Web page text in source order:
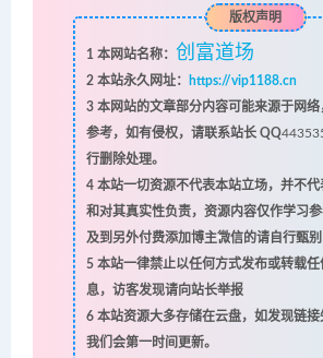
版权声明
1 本网站名称： 创富道场
2本站永久网址：
https://vip1188.cn
3本网站的文章部分内容可能来源于网络
参考，如有侵权，请联系站长 QQ
行删除处理。
4本站一切资源不代表本站立场，并不代
和对其真实性负责，资源内容仅作学习
及到另外付费添加博主微信的请自行甄别
5本站一律禁止以任何方式发布或转载任
息，访客发现请向站长举报
6本站资源大多存储在云盘，如发现链接
我们会第一时间更新。